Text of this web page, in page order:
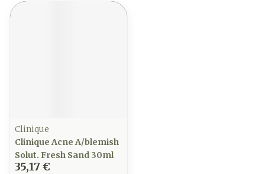
Clinique
Clinique Acne A/blemish
Solut. Fresh Sand 30ml
35,17 €